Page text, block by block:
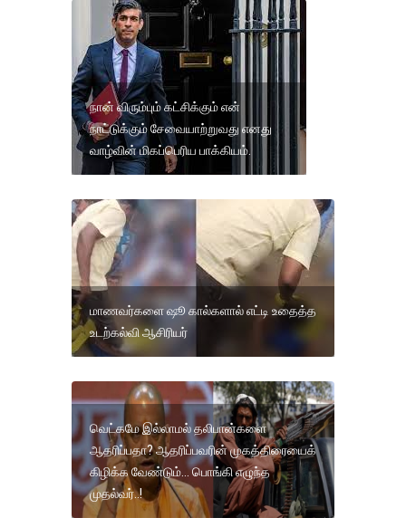
நான் விரும்பும் கட்சிக்கும் என்
நாட்டுக்கும் சேவையாற்றுவது எனது
வாழ்வின் மிகப்பெரிய பாக்கியம்.
மாணவர்களை ஷூ கால்களால் எட்டி உதைத்த
உடற்கல்வி ஆசிரியர்
வெட்கமே இல்லாமல் தலிபான்களை
ஆதரிப்பதா? ஆதரிப்பவரின் முகத்திரையைக்
கிழிக்க வேண்டும்… பொங்கி எழுந்த
முதல்வர்..!